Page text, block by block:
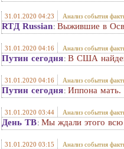
31.01.2020 04:23 Анализ события
RTД Russian: Выжившие в
31.01.2020 04:16 Анализ события
Путин сегодня: В США найден
31.01.2020 04:16 Анализ события
Путин сегодня: Иппона мать.
31.01.2020 03:44 Анализ события
День ТВ: Мы ждали этого
31.01.2020 03:15 Анализ события